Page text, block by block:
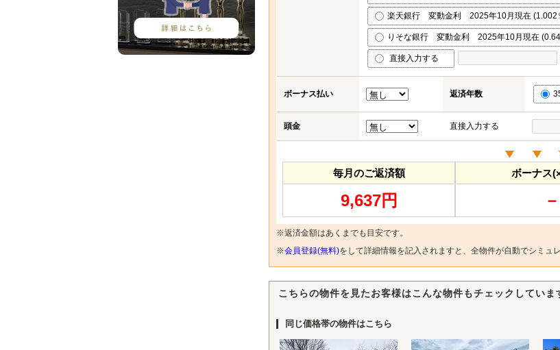
楽天銀行 変動金利 2025年10月現在 (1.002
りそな銀行 変動金利 2025年10月現在
直接入力する
ボーナス払い 返済年数
頭金 直接入力する
毎月のご返済額
9,637円
ボーナス
－
※返済金額はあくまでも目安です。
※会員登録(無料)をして詳細情報を記入されますと、全物件が自動でシミュ
こちらの物件を見たお客様はこんな物件もチェックしていま
同じ価格帯の物件はこちら